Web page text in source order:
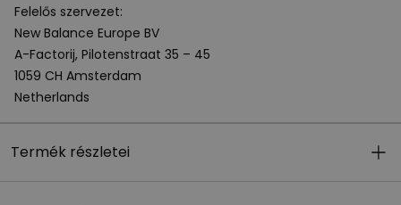
Felelős szervezet:
New Balance Europe BV
A-Factorij, Pilotenstraat 35 – 45
1059 CH Amsterdam
Netherlands
Termék részletei